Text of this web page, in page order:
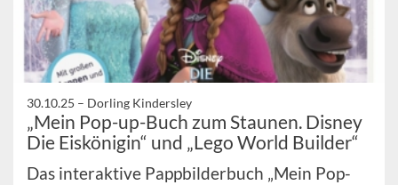
30.10.25 – Dorling Kindersley
„Mein Pop-up-Buch zum Staunen. Disney
Die Eiskönigin“ und „Lego World Builder“
Das interaktive Pappbilderbuch „Mein Pop-